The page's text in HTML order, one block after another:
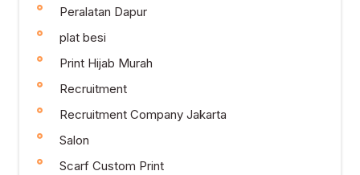
Peralatan Dapur
plat besi
Print Hijab Murah
Recruitment
Recruitment Company Jakarta
Salon
Scarf Custom Print